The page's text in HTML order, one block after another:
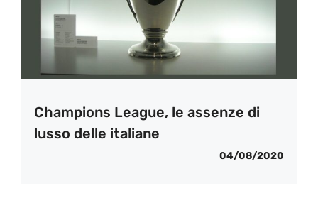
Champions League, le assenze di
lusso delle italiane
04/08/2020